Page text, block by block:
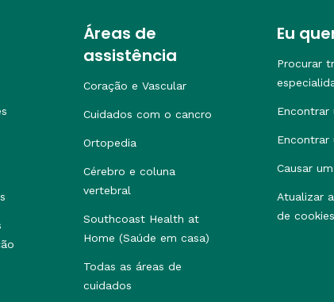
Áreas de
assistência
Coração e Vascular
Cuidados com o cancro
Ortopedia
Cérebro e coluna
vertebral
Southcoast Health at
Home (Saúde em casa)
Todas as áreas de
cuidados
Eu
Procurar
Encontrar
Encontrar
Causar
Atualizar
de cookies